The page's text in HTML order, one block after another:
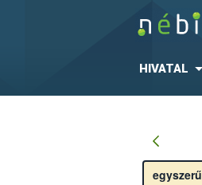
HIVATAL